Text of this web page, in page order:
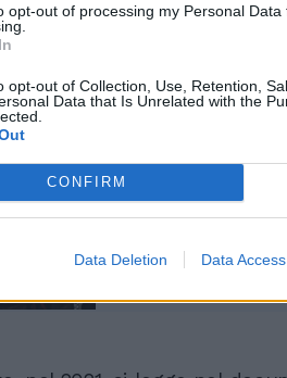
opt-out of processing my Personal Data
opt-out of Collection, Use, Retention,
Data that Is Unrelated with the
CONFIRM
Data Deletion Data Access
Piantedosi
sinistra. La
Ong